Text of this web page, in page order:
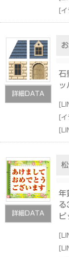
[イ
詳細DATA
石
ッ
[
[イ
[
詳細DATA
年
る
[
[